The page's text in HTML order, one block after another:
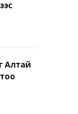
Алтай